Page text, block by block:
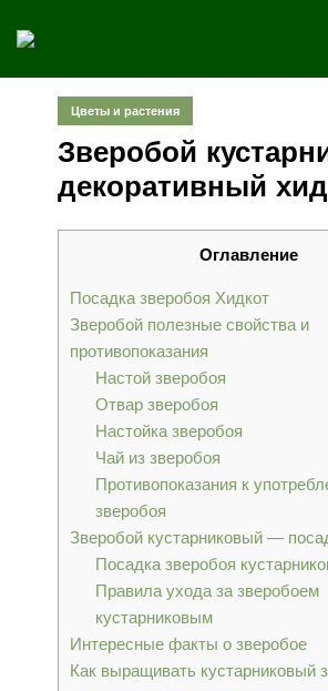
Цветы и растения
Зверобой
декоративный
Оглавление
Посадка зверобоя Хидкот
Зверобой полезные свойства и
противопоказания
Настой зверобоя
Отвар зверобоя
Настойка зверобоя
Чай из зверобоя
Противопоказания к
зверобоя
Зверобой кустарниковый —
Посадка зверобоя
Правила ухода за зверобоем
кустарниковым
Интересные факты о зверобое
Как выращивать кустарниковый